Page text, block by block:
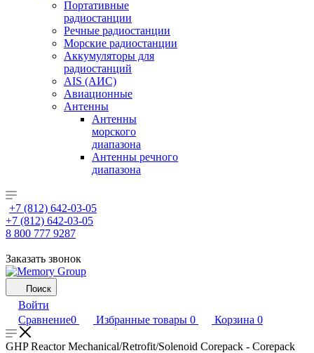
Портативные
радиостанции
Речные радиостанции
Морские радиостанции
Аккумуляторы для
радиостанций
AIS (АИС)
Авиационные
Антенны
Антенны
морского
диапазона
Антенны речного
диапазона
+7 (812) 642-03-05
+7 (812) 642-03-05
8 800 777 9287
Заказать звонок
Поиск
Войти
Сравнение0 Избранные товары 0 Корзина 0
GHP Reactor Mechanical/Retrofit/Solenoid Corepack - Corepack